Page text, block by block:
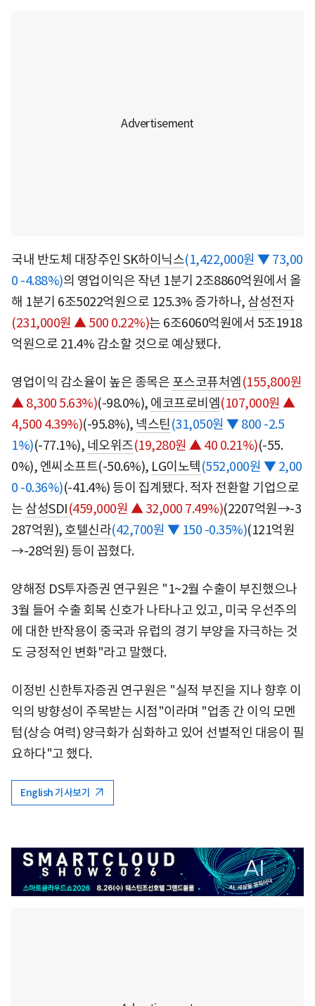
국내 반도체 대장주인 SK하이닉스(1,422,000원 ▼ 73,00
0 -4.88%)의 영업이익은 작년 1분기 2조8860억원에서 올
해 1분기 6조5022억원으로 125.3% 증가하나, 삼성전자
(231,000원 ▲ 500 0.22%)는 6조6060억원에서 5조1918
억원으로 21.4% 감소할 것으로 예상됐다.
영업이익 감소율이 높은 종목은 포스코퓨처엠(155,800원
▲ 8,300 5.63%)(-98.0%), 에코프로비엠(107,000원 ▲
4,500 4.39%)(-95.8%), 넥스틴(31,050원 ▼ 800 -2.5
1%)(-77.1%), 네오위즈(19,280원 ▲ 40 0.21%)(-55.
0%), 엔씨소프트(-50.6%), LG이노텍(552,000원 ▼ 2,00
0 -0.36%)(-41.4%) 등이 집계됐다. 적자 전환할 기업으로
는 삼성SDI(459,000원 ▲ 32,000 7.49%)(2207억원→-3
287억원), 호텔신라(42,700원 ▼ 150 -0.35%)(121억원
→-28억원) 등이 꼽혔다.
양해정 DS투자증권 연구원은 "1~2월 수출이 부진했으나
3월 들어 수출 회복 신호가 나타나고 있고, 미국 우선주의
에 대한 반작용이 중국과 유럽의 경기 부양을 자극하는 것
도 긍정적인 변화"라고 말했다.
이정빈 신한투자증권 연구원은 "실적 부진을 지나 향후 이
익의 방향성이 주목받는 시점"이라며 "업종 간 이익 모멘
텀(상승 여력) 양극화가 심화하고 있어 선별적인 대응이 필
요하다"고 했다.
English 기사보기